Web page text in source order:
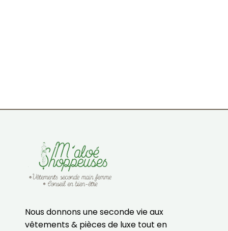
Nous donnons une seconde vie aux
vêtements & pièces de luxe tout en